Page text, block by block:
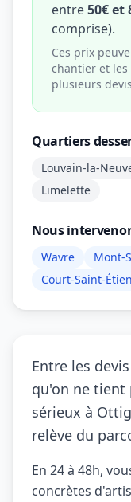
entre50€ et
comprise).
Ces prix
chantier et les
plusieurs
Quartiers
Louvain-la-
Limelette
Nous
Wavre
Mont-
Court-Saint-
Entre les
qu'on ne tient
sérieux à
relève du
En 24 à 48h,
concrètes